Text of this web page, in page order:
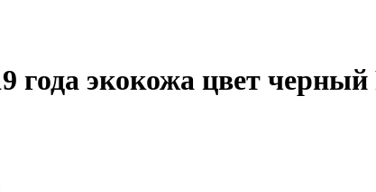
года экокожа цвет